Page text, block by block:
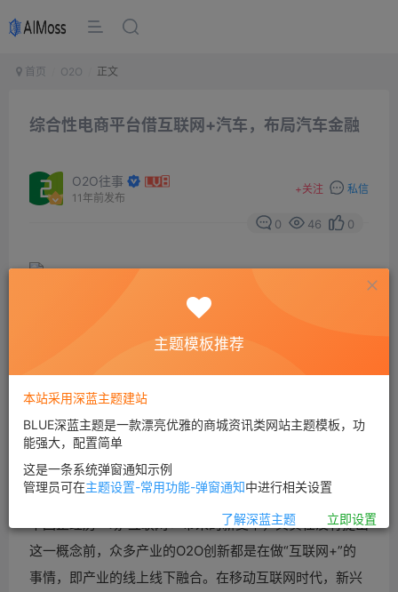
首页 O2O 正文
综合性电商平台借互联网+汽车，布局汽车金融
O2O往事
11年前发布
+关注 私信
0 46 0
近年，随着汽车产业的不断发展，O2O模式的出现使传统
商业模式很难满足新时代下消费者的服务需求。尤其是在
前车销售市场渐入底谷的时期，给汽车销售带来巨大的压
力。近日，本地生活服务O2O平台58同城、赶集网、百姓
网以及互联网巨头之一的百度相继进入二手车领域，而阿
里、京东、腾讯围绕汽车电商进行了战略布局。
中国正经历一场“互联网+”带来的新变革，其实在没有提出
这一概念前，众多产业的O2O创新都是在做“互联网+”的
事情，即产业的线上线下融合。在移动互联网时代，新兴
主题模板推荐
本站采用深蓝主题建站
BLUE深蓝主题是一款漂亮优雅的商城资讯类网站主题模板，功
能强大，配置简单
这是一条系统弹窗通知示例
管理员可在主题设置-常用功能-弹窗通知中进行相关设置
了解深蓝主题 立即设置